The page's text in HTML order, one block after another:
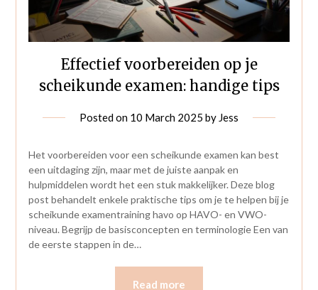
Effectief voorbereiden op je
scheikunde examen: handige tips
Posted on 10 March 2025 by Jess
Het voorbereiden voor een scheikunde examen kan best
een uitdaging zijn, maar met de juiste aanpak en
hulpmiddelen wordt het een stuk makkelijker. Deze blog
post behandelt enkele praktische tips om je te helpen bij je
scheikunde examentraining havo op HAVO- en VWO-
niveau. Begrijp de basisconcepten en terminologie Een van
de eerste stappen in de…
Read more